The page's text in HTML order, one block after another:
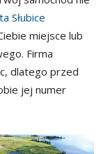
Słubice
miejsce lub
Firma
dlatego przed
jej numer